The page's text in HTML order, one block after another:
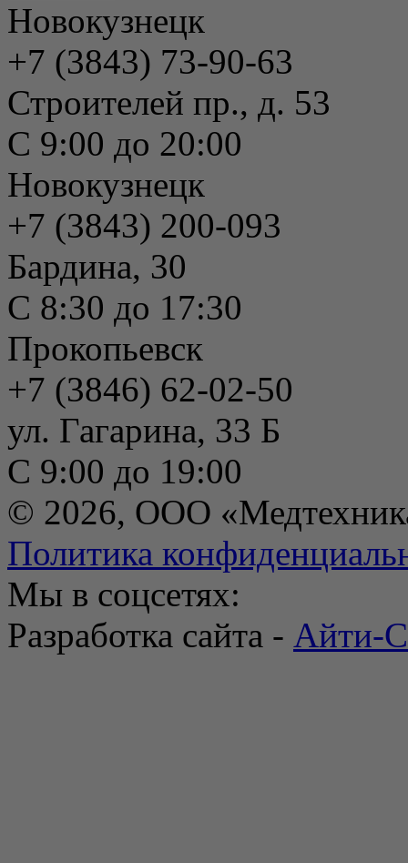
Новокузнецк
+7 (3843) 73-90-63
Строителей пр., д. 53
С 9:00 до 20:00
Новокузнецк
+7 (3843) 200-093
Бардина, 30
С 8:30 до 17:30
Прокопьевск
+7 (3846) 62-02-50
ул. Гагарина, 33 Б
С 9:00 до 19:00
© 2026, ООО
Политика
Мы в соцсетях:
Разработка сайта - Айти-